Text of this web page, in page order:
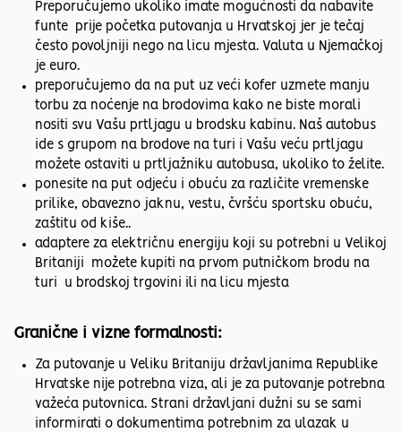
Preporučujemo ukoliko imate mogućnosti da nabavite
funte prije početka putovanja u Hrvatskoj jer je tečaj
često povoljniji nego na licu mjesta. Valuta u Njemačkoj
je euro.
preporučujemo da na put uz veći kofer uzmete manju
torbu za noćenje na brodovima kako ne biste morali
nositi svu Vašu prtljagu u brodsku kabinu. Naš autobus
ide s grupom na brodove na turi i Vašu veću prtljagu
možete ostaviti u prtljažniku autobusa, ukoliko to želite.
ponesite na put odjeću i obuću za različite vremenske
prilike, obavezno jaknu, vestu, čvršću sportsku obuću,
zaštitu od kiše..
adaptere za električnu energiju koji su potrebni u Velikoj
Britaniji možete kupiti na prvom putničkom brodu na
turi u brodskoj trgovini ili na licu mjesta
Granične i vizne formalnosti:
Za putovanje u Veliku Britaniju državljanima Republike
Hrvatske nije potrebna viza, ali je za putovanje potrebna
važeća putovnica. Strani državljani dužni su se sami
informirati o dokumentima potrebnim za ulazak u